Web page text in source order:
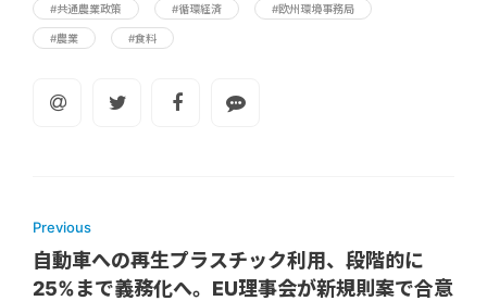
#共通農業政策 #循環経済 #欧州環境事務局
#農業 #食料
Previous
自動車への再生プラスチック利用、段階的に
25%まで義務化へ。EU理事会が新規則案で合意